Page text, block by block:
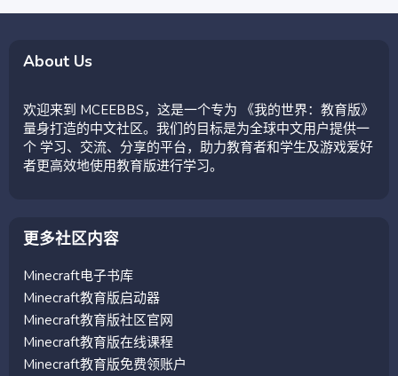
About Us
欢迎来到 MCEEBBS，这是一个专为 《我的世界：教育版》
量身打造的中文社区。我们的目标是为全球中文用户提供一
个 学习、交流、分享的平台，助力教育者和学生及游戏爱好
者更高效地使用教育版进行学习。
更多社区内容
Minecraft电子书库
Minecraft教育版启动器
Minecraft教育版社区官网
Minecraft教育版在线课程
Minecraft教育版免费领账户